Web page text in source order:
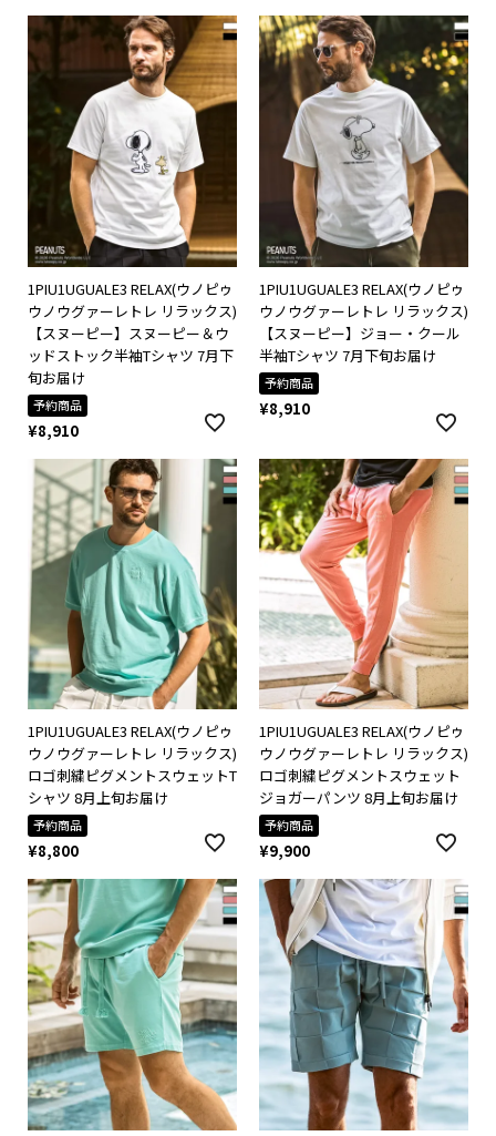
1PIU1UGUALE3 RELAX(ウノピゥ
ウノウグァーレトレ リラックス)
【スヌーピー】スヌーピー＆ウ
ッドストック半袖Tシャツ 7月下
旬お届け
予約商品
¥8,910
1PIU1UGUALE3 RELAX(ウノピゥ
ウノウグァーレトレ リラックス)
【スヌーピー】ジョー・クール
半袖Tシャツ 7月下旬お届け
予約商品
¥8,910
1PIU1UGUALE3 RELAX(ウノピゥ
ウノウグァーレトレ リラックス)
ロゴ刺繍ピグメントスウェットT
シャツ 8月上旬お届け
予約商品
¥8,800
1PIU1UGUALE3 RELAX(ウノピゥ
ウノウグァーレトレ リラックス)
ロゴ刺繍ピグメントスウェット
ジョガーパンツ 8月上旬お届け
予約商品
¥9,900